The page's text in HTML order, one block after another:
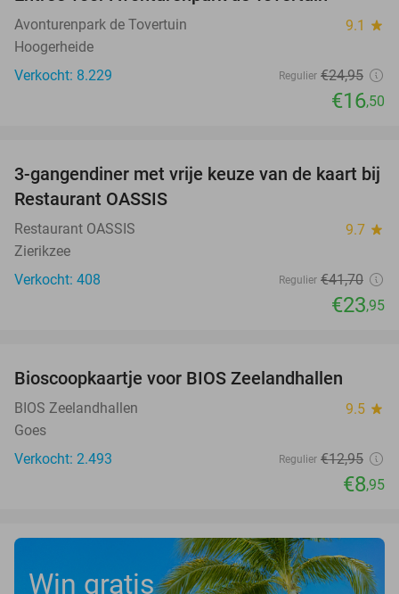
Avonturenpark de Tovertuin 9.1 star
Hoogerheide
Verkocht: 8.229
Regulier €24,95
€16,50
43%
3-gangendiner met vrije keuze van de kaart bij
Restaurant OASSIS
Restaurant OASSIS 9.7 star
Zierikzee
Verkocht: 408
Regulier €41,70
€23,95
Bioscoopkaartje voor BIOS Zeelandhallen
BIOS Zeelandhallen 9.5 star
Goes
Verkocht: 2.493
Regulier €12,95
€8,95
Win gratis